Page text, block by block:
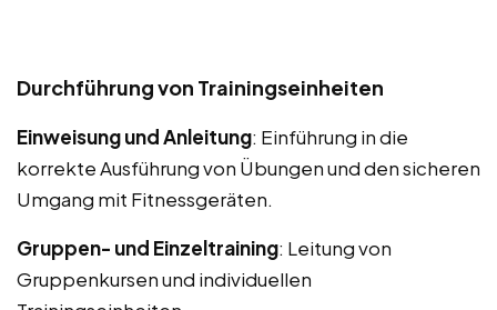
Durchführung von Trainingseinheiten
Einweisung und Anleitung: Einführung in die
korrekte Ausführung von Übungen und den sicheren
Umgang mit Fitnessgeräten.
Gruppen- und Einzeltraining: Leitung von
Gruppenkursen und individuellen